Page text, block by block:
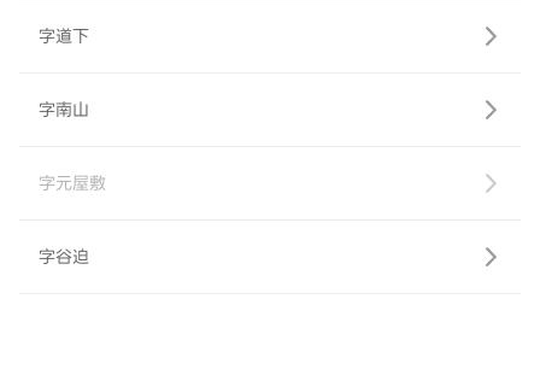
字道下
字南山
字元屋敷
字谷迫